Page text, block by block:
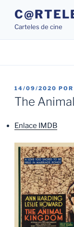
contenido
Carteles de cine
PUBLICADO
EL
14/09/2020 POR
The
Enlace IMDB